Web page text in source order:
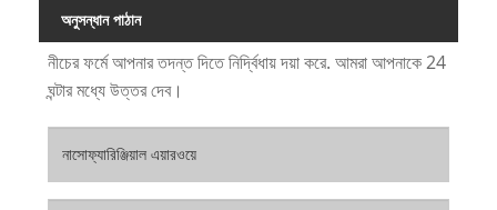
অনুসন্ধান পাঠান
নীচের ফর্মে আপনার তদন্ত দিতে নির্দ্বিধায় দয়া করে. আমরা আপনাকে 24
ঘন্টার মধ্যে উত্তর দেব।